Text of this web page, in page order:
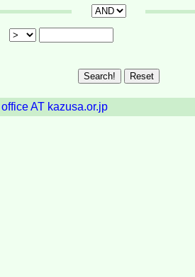
office AT kazusa.or.jp